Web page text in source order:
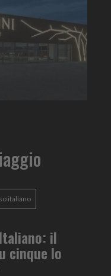
italiano
il
cinque lo